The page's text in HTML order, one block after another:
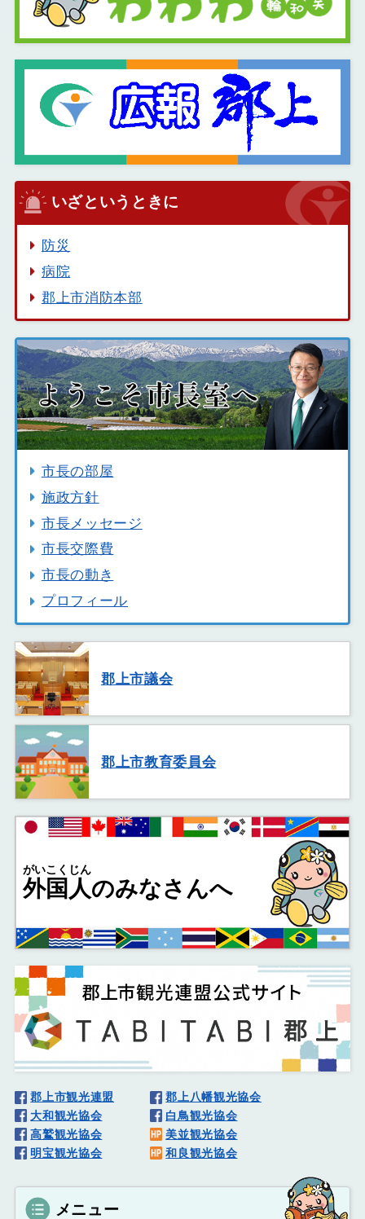
いざというときに
防災
病院
郡上市消防本部
市長の部屋
施政方針
市長メッセージ
市長交際費
市長の動き
プロフィール
郡上市議会
郡上市教育委員会
外国人
がいこくじん
のみなさんへ
郡上市観光連盟
郡上八幡観光協会
大和観光協会
白鳥観光協会
高鷲観光協会
美並観光協会
明宝観光協会
和良観光協会
メニュー